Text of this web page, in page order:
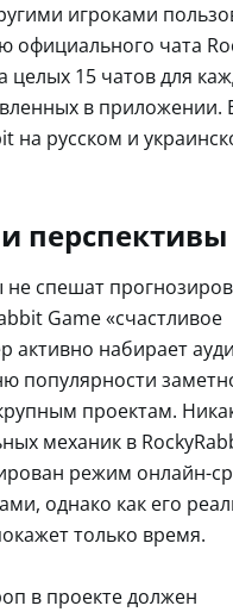
игроками
официального чата
целых 15 чатов для
в приложении.
на русском и
не спешат
Game «счастливое
активно набирает
популярности
проектам.
механик в
режим онлайн-
однако как его
только время.
в проекте должен